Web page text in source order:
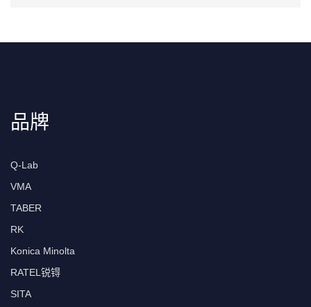
品牌
Q-Lab
VMA
TABER
RK
Konica Minolta
RATEL锐锝
SITA